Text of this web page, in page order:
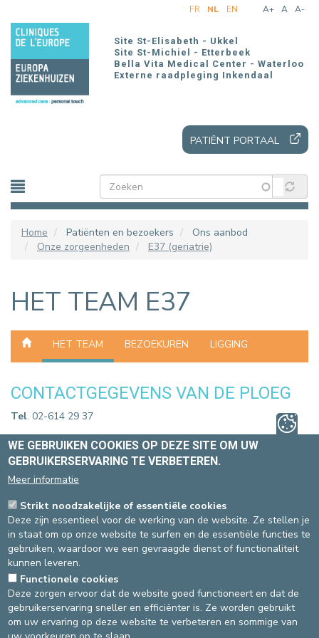
en
naar
inhoud
gaan
A+ A A-
FR NL EN
Site St-Elisabeth - Ukkel
Site St-Michiel - Etterbeek
Bella Vita Medical Center - Waterloo
Externe raadpleging Inkendaal
PATIËNT PORTAAL
Home Patiënten en bezoekers
Ons aanbod
Onze zorgeenheden
E37 (geriatrie)
HET TEAM E37
HET TEAM BEZOEKUREN LIGGING
CONTACTGEGEVENS VAN DE PLOEG
Tel. 02-614 29 37
VERANTWOORDELIJKE NURSING
Diensthoofd
HET TEAM
Ons team is als volgt samengesteld:
Artsen:
Dr Fournier: diensthoofd Geriatrie
Dr Leonard: geriater
1 hoofdverpleegkundige
17verpleegkundigen
3 verpleeghulpen
WE GEBRUIKEN COOKIES OP DEZE SITE OM UW
GEBRUIKERSERVARING TE VERBETEREN.
Meer informatie
Strikt noodzakelijke of essentiële cookies
Deze zijn essentieel voor de werking van de website. Ze stellen je
in staat om op onze website te surfen en de essentiële functies te
gebruiken, waardoor we een gevraagde dienst of functionaliteit
kunnen leveren.
Functionele cookies
Deze zorgen ervoor dat de website goed functioneert en dat de
gebruikerservaring sneller en efficiënter is. Ze worden gebruikt
om uw ervaring op deze website te verbeteren en sommige van